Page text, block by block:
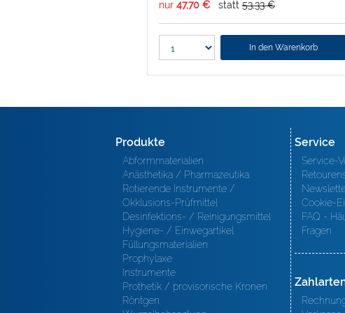
nur 47,70 € statt 53,33 €
In den Warenkorb
Produkte
Abformmaterialien
Anästhetika / Pharmazeutika
Rotierende Instrumente /
Okklusions-Prüfmittel
Desinfektions- / Reinigungsmittel
Hygiene- / Einwegartikel
Füllungsmaterialien
Prophylaxe
Instrumente
Prothetik / provisorische Kronen
Röntgen
Service
Service-
Cookie-
FAQ -
Fragen